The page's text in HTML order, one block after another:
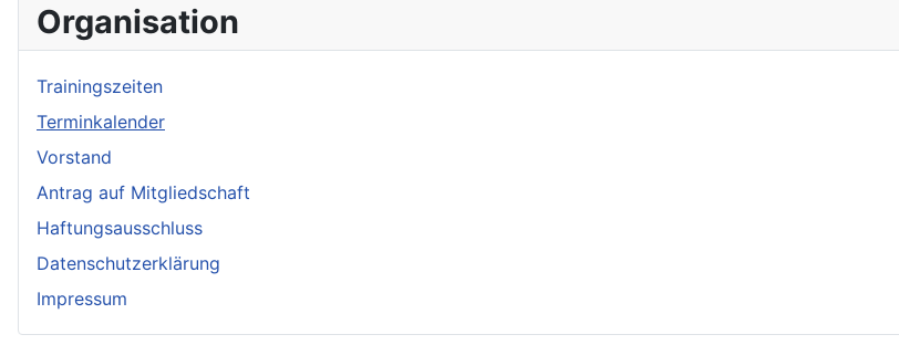
Organisation
Trainingszeiten
Terminkalender
Vorstand
Antrag auf Mitgliedschaft
Haftungsausschluss
Datenschutzerklärung
Impressum